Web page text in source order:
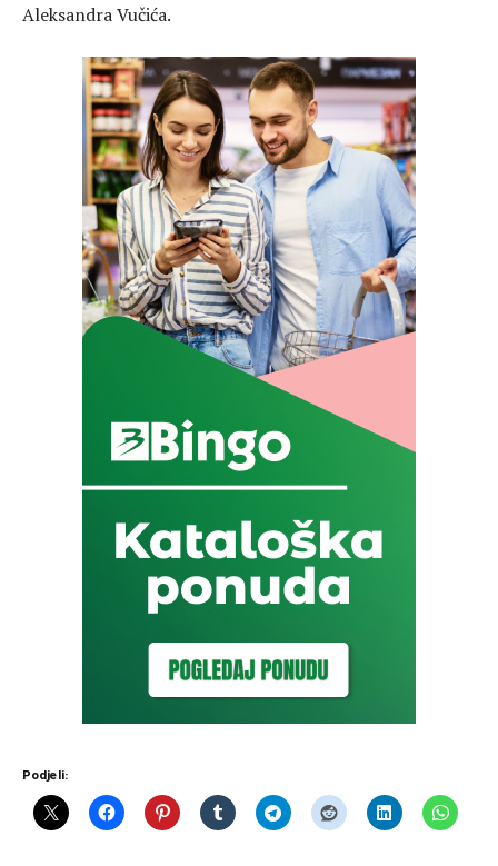
Aleksandra Vučića.
Podjeli: